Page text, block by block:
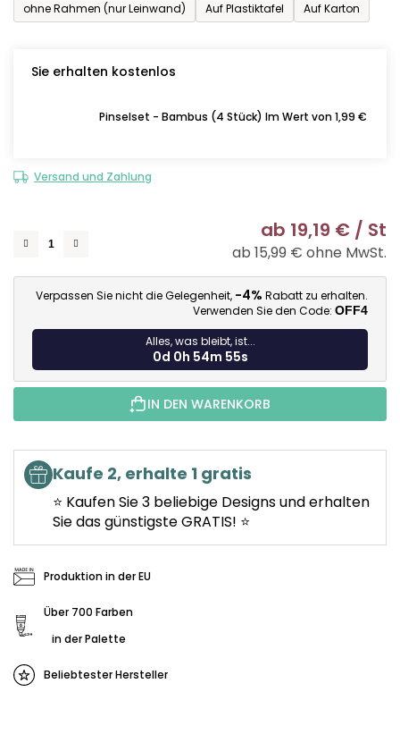
ohne Rahmen (nur Leinwand)
Auf Plastiktafel Auf Karton
Sie erhalten kostenlos
Pinselset - Bambus (4 Stück) Im Wert von 1,99 €
Versand und Zahlung
ab 19,19 € / St
ab 15,99 € ohne MwSt.
Verpassen Sie nicht die Gelegenheit, -4% Rabatt zu erhalten.
Verwenden Sie den Code: OFF4
Alles, was bleibt, ist...
0d 0h 54m 54s
IN DEN WARENKORB
Kaufe 2, erhalte 1 gratis
⭐ Kaufen Sie 3 beliebige Designs und erhalten
Sie das günstigste GRATIS! ⭐
Produktion in der EU
Über 700 Farben
in der Palette
Beliebtester Hersteller